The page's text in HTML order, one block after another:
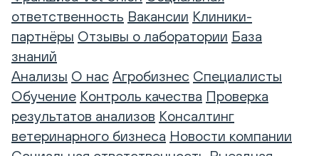
ответственность Вакансии Клиники-
партнёры Отзывы о лаборатории База
знаний
Анализы О нас Агробизнес Специалисты
Обучение Контроль качества Проверка
результатов анализов Консалтинг
ветеринарного бизнеса Новости компании